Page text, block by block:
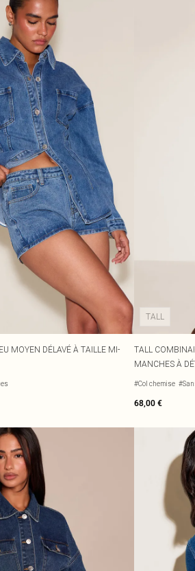
MOYEN DÉLAVÉ À TAILLE MI-
TALL
TALL
MANCHES À
#Col chemise
68,00 €